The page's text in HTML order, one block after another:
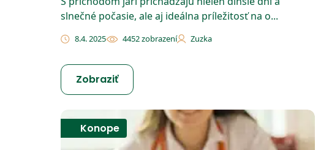
slnečné počasie, ale aj ideálna príležitosť na o...
8.4. 2025 4452 zobrazení Zuzka
Zobraziť
Konope